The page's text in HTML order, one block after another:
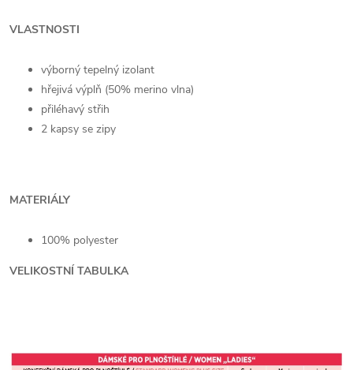
VLASTNOSTI
výborný tepelný izolant
hřejivá výplň (50% merino vlna)
přiléhavý střih
2 kapsy se zipy
MATERIÁLY
100% polyester
VELIKOSTNÍ TABULKA